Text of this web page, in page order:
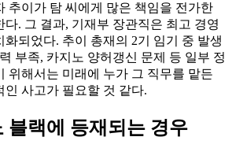
추이가 탐 씨에게 많은 책임을 전가한
다. 그 결과, 기재부 장관직은 최고 경영
되었다. 추이 총재의 2기 임기 중 발생
부족, 카지노 양허갱신 문제 등 일부 정
위해서는 미래에 누가 그 직무를 맡든
인 사고가 필요할 것 같다.
블랙에 등재되는 경우